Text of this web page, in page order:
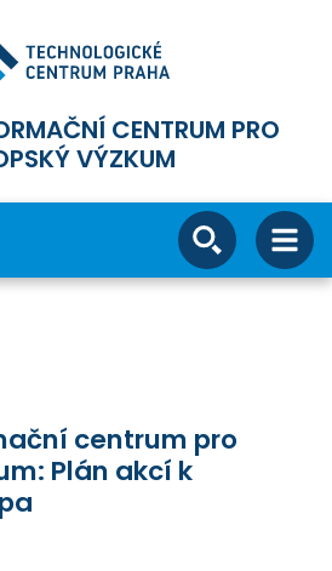
CENTRUM PRO
VÝZKUM
centrum pro
Plán akcí k